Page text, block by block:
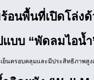
อนพื้นที่เปิดโล่ง
แบบ “พัดลมไอน้
เย็นครอบคลุมและมีประสิทธิภาพ